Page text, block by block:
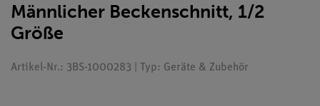
Männlicher Beckenschnitt, 1/2
Größe
Artikel-Nr.: 3BS-1000283 | Typ: Geräte & Zubehör